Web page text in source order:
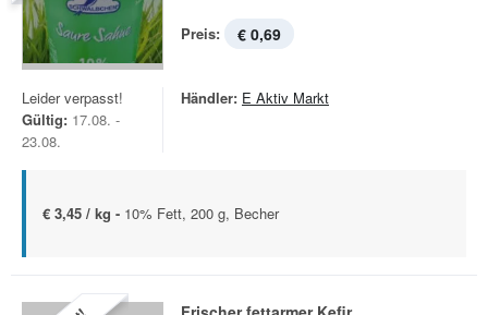
Preis: € 0,69
Leider verpasst!
Gültig: 17.08. -
23.08.
Händler: E Aktiv Markt
€ 3,45 / kg - 10% Fett, 200 g, Becher